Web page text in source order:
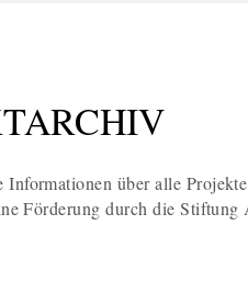
Informationen über alle
Förderung durch die Stiftung